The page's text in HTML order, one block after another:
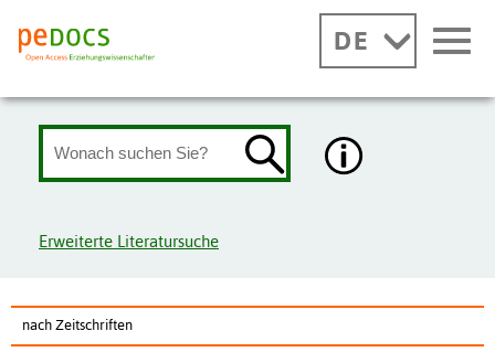
DE
Erweiterte Literatursuche
nach Zeitschriften